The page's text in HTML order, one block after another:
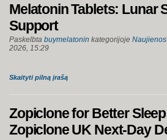
Melatonin Tablets: Lunar
Support
Paskelbta buymelatonin kategorijoje Naujienos
2026, 15:29
Skaityti pilną įrašą
Zopiclone for Better
Zopiclone UK Next-Day